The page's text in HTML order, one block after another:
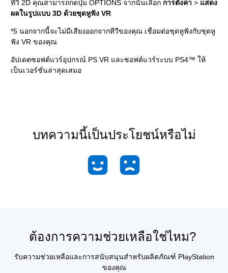
ทีวี 2D คุณสามารถกดปุ่ม OPTIONS จากนั้นเลือก การตั้งค่า > แสดง
ผลในรูปแบบ 3D ด้วยชุดหูฟัง VR
*5 นอกจากนี้จะไม่มีเสียงออกจากทีวีของคุณ เชื่อมต่อชุดหูฟังกับชุดหู
ฟัง VR ของคุณ
อัปเดตซอฟต์แวร์อุปกรณ์ PS VR และซอฟต์แวร์ระบบ PS4™ ให้
เป็นเวอร์ชั่นล่าสุดเสมอ
บทความนี้เป็นประโยชน์หรือไม่
ต้องการความช่วยเหลือใช่ไหม?
รับความช่วยเหลือและการสนับสนุนสำหรับผลิตภัณฑ์ PlayStation
ของคุณ